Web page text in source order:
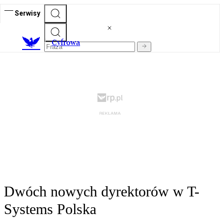
Serwisy
Cyfrowa
Dwóch nowych dyrektorów w T-
Systems Polska